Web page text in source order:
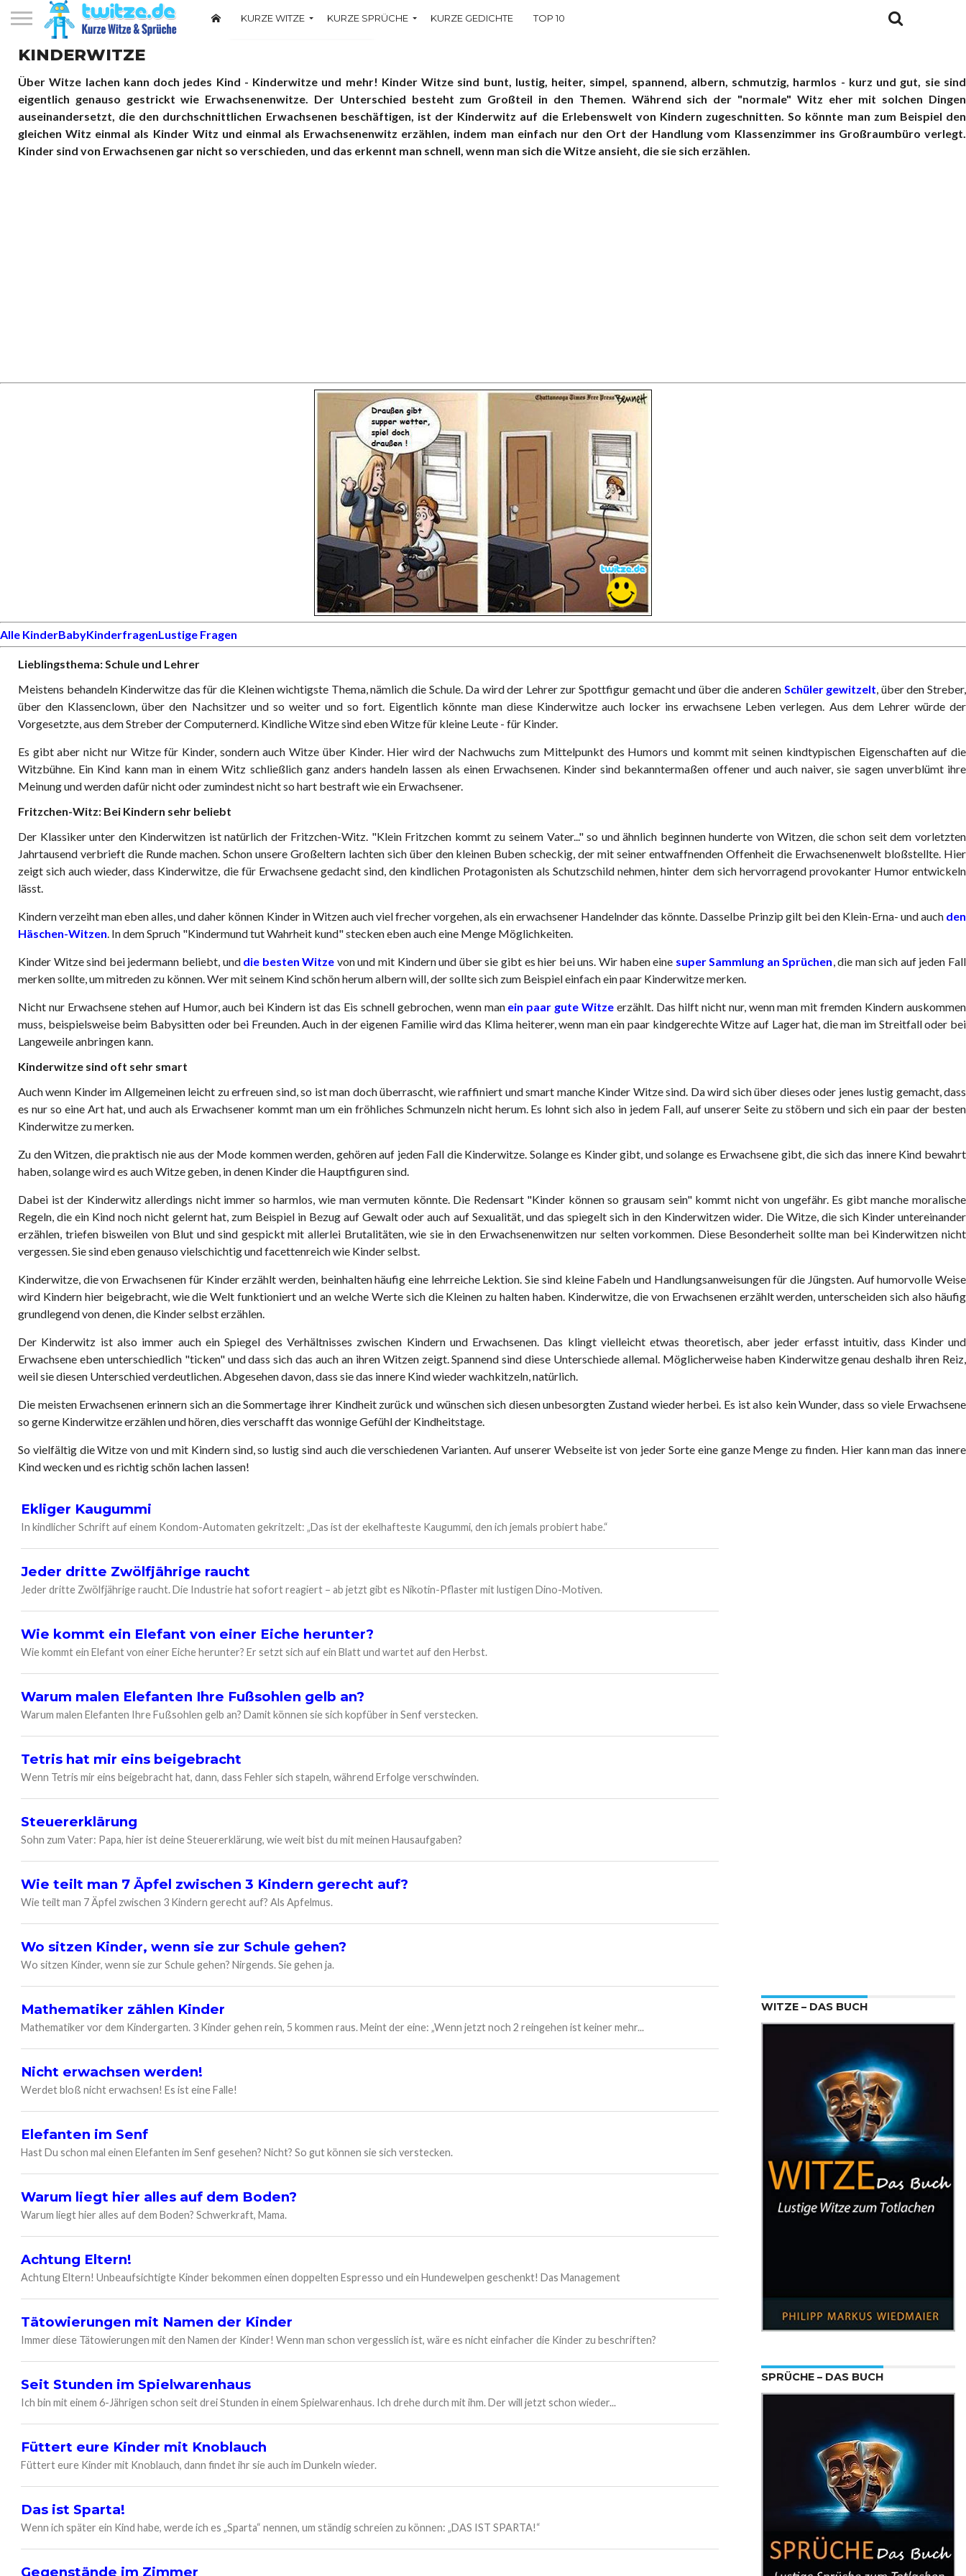
KURZE WITZE
Witze über DeutscheKURZE SPRÜCHE KURZE GEDICHTE TOP 10
KINDERWITZE
Über Witze lachen kann doch jedes Kind - Kinderwitze und mehr! Kinder Witze sind bunt, lustig, heiter, simpel, spannend, albern, schmutzig, harmlos - kurz und gut, sie sind
eigentlich genauso gestrickt wie Erwachsenenwitze. Der Unterschied besteht zum Großteil in den Themen. Während sich der "normale" Witz eher mit solchen Dingen
auseinandersetzt, die den durchschnittlichen Erwachsenen beschäftigen, ist der Kinderwitz auf die Erlebenswelt von Kindern zugeschnitten. So könnte man zum Beispiel den
gleichen Witz einmal als Kinder Witz und einmal als Erwachsenenwitz erzählen, indem man einfach nur den Ort der Handlung vom Klassenzimmer ins Großraumbüro verlegt.
Kinder sind von Erwachsenen gar nicht so verschieden, und das erkennt man schnell, wenn man sich die Witze ansieht, die sie sich erzählen.
Alle KinderBabyKinderfragenLustige Fragen
Lieblingsthema: Schule und Lehrer
Meistens behandeln Kinderwitze das für die Kleinen wichtigste Thema, nämlich die Schule. Da wird der Lehrer zur Spottfigur gemacht und über die anderen Schüler gewitzelt, über den Streber,
über den Klassenclown, über den Nachsitzer und so weiter und so fort. Eigentlich könnte man diese Kinderwitze auch locker ins erwachsene Leben verlegen. Aus dem Lehrer würde der
Vorgesetzte, aus dem Streber der Computernerd. Kindliche Witze sind eben Witze für kleine Leute - für Kinder.
Es gibt aber nicht nur Witze für Kinder, sondern auch Witze über Kinder. Hier wird der Nachwuchs zum Mittelpunkt des Humors und kommt mit seinen kindtypischen Eigenschaften auf die
Witzbühne. Ein Kind kann man in einem Witz schließlich ganz anders handeln lassen als einen Erwachsenen. Kinder sind bekanntermaßen offener und auch naiver, sie sagen unverblümt ihre
Meinung und werden dafür nicht oder zumindest nicht so hart bestraft wie ein Erwachsener.
Fritzchen-Witz: Bei Kindern sehr beliebt
Der Klassiker unter den Kinderwitzen ist natürlich der Fritzchen-Witz. "Klein Fritzchen kommt zu seinem Vater..." so und ähnlich beginnen hunderte von Witzen, die schon seit dem vorletzten
Jahrtausend verbrieft die Runde machen. Schon unsere Großeltern lachten sich über den kleinen Buben scheckig, der mit seiner entwaffnenden Offenheit die Erwachsenenwelt bloßstellte. Hier
zeigt sich auch wieder, dass Kinderwitze, die für Erwachsene gedacht sind, den kindlichen Protagonisten als Schutzschild nehmen, hinter dem sich hervorragend provokanter Humor entwickeln
lässt.
Kindern verzeiht man eben alles, und daher können Kinder in Witzen auch viel frecher vorgehen, als ein erwachsener Handelnder das könnte. Dasselbe Prinzip gilt bei den Klein-Erna- und auch den
Häschen-Witzen. In dem Spruch "Kindermund tut Wahrheit kund" stecken eben auch eine Menge Möglichkeiten.
Kinder Witze sind bei jedermann beliebt, und die besten Witze von und mit Kindern und über sie gibt es hier bei uns. Wir haben eine super Sammlung an Sprüchen, die man sich auf jeden Fall
merken sollte, um mitreden zu können. Wer mit seinem Kind schön herum albern will, der sollte sich zum Beispiel einfach ein paar Kinderwitze merken.
Nicht nur Erwachsene stehen auf Humor, auch bei Kindern ist das Eis schnell gebrochen, wenn man ein paar gute Witze erzählt. Das hilft nicht nur, wenn man mit fremden Kindern auskommen
muss, beispielsweise beim Babysitten oder bei Freunden. Auch in der eigenen Familie wird das Klima heiterer, wenn man ein paar kindgerechte Witze auf Lager hat, die man im Streitfall oder bei
Langeweile anbringen kann.
Kinderwitze sind oft sehr smart
Auch wenn Kinder im Allgemeinen leicht zu erfreuen sind, so ist man doch überrascht, wie raffiniert und smart manche Kinder Witze sind. Da wird sich über dieses oder jenes lustig gemacht, dass
es nur so eine Art hat, und auch als Erwachsener kommt man um ein fröhliches Schmunzeln nicht herum. Es lohnt sich also in jedem Fall, auf unserer Seite zu stöbern und sich ein paar der besten
Kinderwitze zu merken.
Zu den Witzen, die praktisch nie aus der Mode kommen werden, gehören auf jeden Fall die Kinderwitze. Solange es Kinder gibt, und solange es Erwachsene gibt, die sich das innere Kind bewahrt
haben, solange wird es auch Witze geben, in denen Kinder die Hauptfiguren sind.
Dabei ist der Kinderwitz allerdings nicht immer so harmlos, wie man vermuten könnte. Die Redensart "Kinder können so grausam sein" kommt nicht von ungefähr. Es gibt manche moralische
Regeln, die ein Kind noch nicht gelernt hat, zum Beispiel in Bezug auf Gewalt oder auch auf Sexualität, und das spiegelt sich in den Kinderwitzen wider. Die Witze, die sich Kinder untereinander
erzählen, triefen bisweilen von Blut und sind gespickt mit allerlei Brutalitäten, wie sie in den Erwachsenenwitzen nur selten vorkommen. Diese Besonderheit sollte man bei Kinderwitzen nicht
vergessen. Sie sind eben genauso vielschichtig und facettenreich wie Kinder selbst.
Kinderwitze, die von Erwachsenen für Kinder erzählt werden, beinhalten häufig eine lehrreiche Lektion. Sie sind kleine Fabeln und Handlungsanweisungen für die Jüngsten. Auf humorvolle Weise
wird Kindern hier beigebracht, wie die Welt funktioniert und an welche Werte sich die Kleinen zu halten haben. Kinderwitze, die von Erwachsenen erzählt werden, unterscheiden sich also häufig
grundlegend von denen, die Kinder selbst erzählen.
Der Kinderwitz ist also immer auch ein Spiegel des Verhältnisses zwischen Kindern und Erwachsenen. Das klingt vielleicht etwas theoretisch, aber jeder erfasst intuitiv, dass Kinder und
Erwachsene eben unterschiedlich "ticken" und dass sich das auch an ihren Witzen zeigt. Spannend sind diese Unterschiede allemal. Möglicherweise haben Kinderwitze genau deshalb ihren Reiz,
weil sie diesen Unterschied verdeutlichen. Abgesehen davon, dass sie das innere Kind wieder wachkitzeln, natürlich.
Die meisten Erwachsenen erinnern sich an die Sommertage ihrer Kindheit zurück und wünschen sich diesen unbesorgten Zustand wieder herbei. Es ist also kein Wunder, dass so viele Erwachsene
so gerne Kinderwitze erzählen und hören, dies verschafft das wonnige Gefühl der Kindheitstage.
So vielfältig die Witze von und mit Kindern sind, so lustig sind auch die verschiedenen Varianten. Auf unserer Webseite ist von jeder Sorte eine ganze Menge zu finden. Hier kann man das innere
Kind wecken und es richtig schön lachen lassen!
Ekliger Kaugummi
In kindlicher Schrift auf einem Kondom-Automaten gekritzelt: „Das ist der ekelhafteste Kaugummi, den ich jemals probiert habe.“
Jeder dritte Zwölfjährige raucht
Jeder dritte Zwölfjährige raucht. Die Industrie hat sofort reagiert – ab jetzt gibt es Nikotin-Pflaster mit lustigen Dino-Motiven.
Wie kommt ein Elefant von einer Eiche herunter?
Wie kommt ein Elefant von einer Eiche herunter? Er setzt sich auf ein Blatt und wartet auf den Herbst.
Warum malen Elefanten Ihre Fußsohlen gelb an?
Warum malen Elefanten Ihre Fußsohlen gelb an? Damit können sie sich kopfüber in Senf verstecken.
Tetris hat mir eins beigebracht
Wenn Tetris mir eins beigebracht hat, dann, dass Fehler sich stapeln, während Erfolge verschwinden.
Steuererklärung
Sohn zum Vater: Papa, hier ist deine Steuererklärung, wie weit bist du mit meinen Hausaufgaben?
Wie teilt man 7 Äpfel zwischen 3 Kindern gerecht auf?
Wie teilt man 7 Äpfel zwischen 3 Kindern gerecht auf? Als Apfelmus.
Wo sitzen Kinder, wenn sie zur Schule gehen?
Wo sitzen Kinder, wenn sie zur Schule gehen? Nirgends. Sie gehen ja.
Mathematiker zählen Kinder
Mathematiker vor dem Kindergarten. 3 Kinder gehen rein, 5 kommen raus. Meint der eine: „Wenn jetzt noch 2 reingehen ist keiner mehr...
Nicht erwachsen werden!
Werdet bloß nicht erwachsen! Es ist eine Falle!
Elefanten im Senf
Hast Du schon mal einen Elefanten im Senf gesehen? Nicht? So gut können sie sich verstecken.
Warum liegt hier alles auf dem Boden?
Warum liegt hier alles auf dem Boden? Schwerkraft, Mama.
Achtung Eltern!
Achtung Eltern! Unbeaufsichtigte Kinder bekommen einen doppelten Espresso und ein Hundewelpen geschenkt! Das Management
Tätowierungen mit Namen der Kinder
Immer diese Tätowierungen mit den Namen der Kinder! Wenn man schon vergesslich ist, wäre es nicht einfacher die Kinder zu beschriften?
Seit Stunden im Spielwarenhaus
Ich bin mit einem 6-Jährigen schon seit drei Stunden in einem Spielwarenhaus. Ich drehe durch mit ihm. Der will jetzt schon wieder...
Füttert eure Kinder mit Knoblauch
Füttert eure Kinder mit Knoblauch, dann findet ihr sie auch im Dunkeln wieder.
Das ist Sparta!
Wenn ich später ein Kind habe, werde ich es „Sparta“ nennen, um ständig schreien zu können: „DAS IST SPARTA!“
Gegenstände im Zimmer
WITZE – DAS BUCH
SPRÜCHE – DAS BUCH